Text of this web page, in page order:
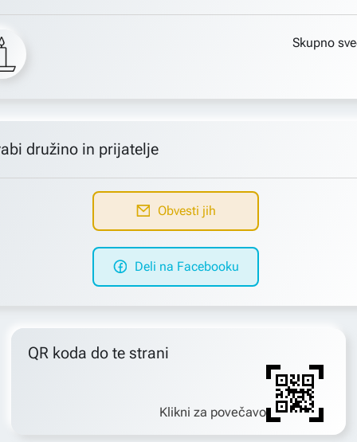
Skupno
družino in prijatelje
Obvesti jih
Deli na Facebooku
QR koda do te strani
Klikni za povečavo